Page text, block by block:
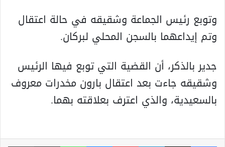
وتوبع رئيس الجماعة وشقيقه في حالة اعتقال
وتم إيداعهما بالسجن المحلي لبركان.
جدير بالذكر، أن القضية التي توبع فيها الرئيس
وشقيقه جاءت بعد اعتقال بارون مخدرات معروف
بالسعيدية، والذي اعترف بعلاقته بهما.